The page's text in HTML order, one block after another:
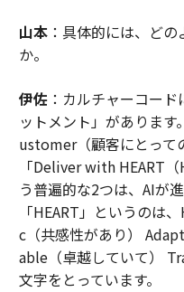
山本：具体的には、どの
か。
伊佐：カルチャーコード
ットメント」がありま
ustomer（顧客にとって
「Deliver with HEART
う普遍的な2つは、AIが
「HEART」というの
c（共感性があり）
able（卓越していて）
文字をとっています。